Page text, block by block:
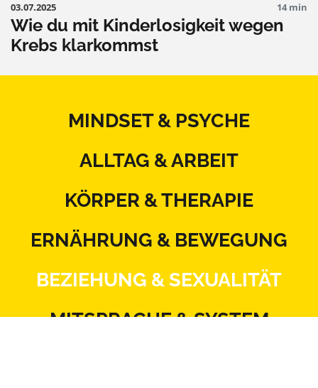
03.07.2025 14 min
Wie du mit Kinderlosigkeit wegen
Krebs klarkommst
MINDSET & PSYCHE
ALLTAG & ARBEIT
KÖRPER & THERAPIE
ERNÄHRUNG & BEWEGUNG
BEZIEHUNG & SEXUALITÄT
MITSPRACHE & SYSTEM